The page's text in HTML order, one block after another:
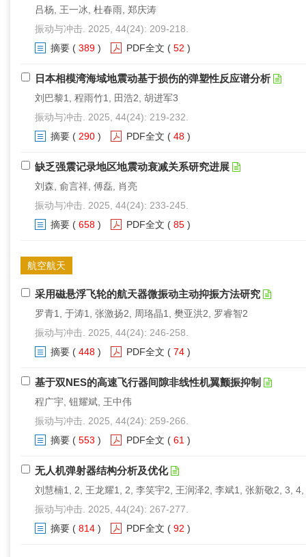
吕杨, 王一冰, 杜春雨, 郑庆涛
振动与冲击. 2025, 44(24): 209-218.
摘要 ( 389 ) PDF全文 ( 52 )
日本相模湾海域地震动基于损伤的弹塑性反应谱分析
刘巴黎1, 程雨竹1, 田浩2, 胡进军3
振动与冲击. 2025, 44(24): 219-232.
摘要 ( 290 ) PDF全文 ( 48 )
缺乏强震记录地区地震动衰减关系研究进展
刘森, 俞言祥, 傅磊, 肖亮
振动与冲击. 2025, 44(24): 233-245.
摘要 ( 658 ) PDF全文 ( 85 )
航空航天
采用磁悬浮飞轮的航天器微振动主动抑振方法研究
罗青1, 于涛1, 张激扬2, 周珞晶1, 樊亚洪2, 罗睿智2
振动与冲击. 2025, 44(24): 246-258.
摘要 ( 448 ) PDF全文 ( 74 )
基于双NES的高速飞行器间隙非线性机翼颤振抑制
程广宇, 钮耀斌, 王中伟
振动与冲击. 2025, 44(24): 259-266.
摘要 ( 553 ) PDF全文 ( 61 )
无人机弹射器结构分析及优化
刘慧楠1, 2, 王龙耀1, 2, 李笑宇2, 王润泽2, 李斌1, 张新敬2, 3,
振动与冲击. 2025, 44(24): 267-277.
摘要 ( 814 ) PDF全文 ( 92 )